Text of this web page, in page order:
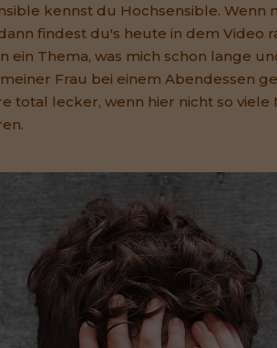
kennst du Hochsensible. Wenn
findest du's heute in dem Video
ein Thema, was mich schon lange
Frau bei einem Abendessen
total lecker, wenn hier nicht so viele